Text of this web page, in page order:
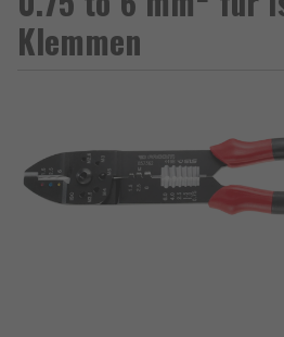
Klemmen